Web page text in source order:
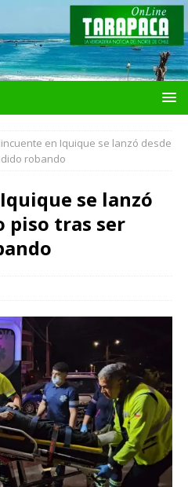
en Iquique se lanzó desde
robando
se lanzó
piso tras ser